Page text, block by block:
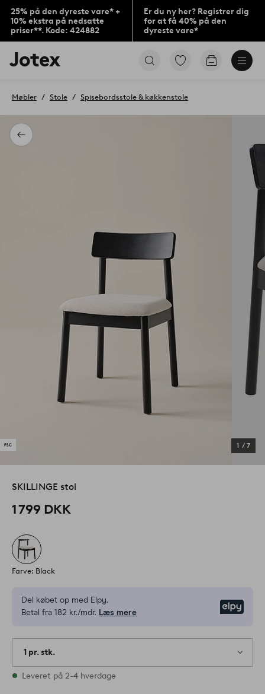
25% på den dyreste vare* +
10% ekstra på nedsatte
priser**. Kode: 424882
Er du ny her? Registrer dig
for at få 40% på den
dyreste vare*
Jotex
logo
til
Gå
produkter
Gå
Tilbage
Møbler Stole Spisebordsstole & køkkenstole
1 / 7
SKILLINGE stol
1 799 DKK
Farve: Black
Del købet op med Elpy.
Betal fra 182 kr./mdr. Læs mere
1 pr. stk.
På lager
Leveret på 2-4 hverdage